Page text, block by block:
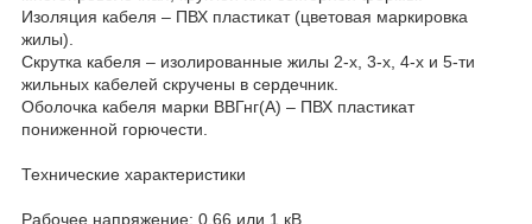
Изоляция кабеля – ПВХ пластикат (цветовая маркировка
жилы).
Скрутка кабеля – изолированные жилы 2-х, 3-х, 4-х и 5-ти
жильных кабелей скручены в сердечник.
Оболочка кабеля марки ВВГнг(А) – ПВХ пластикат
пониженной горючести.
Технические характеристики
Рабочее напряжение: 0,66 или 1 кВ